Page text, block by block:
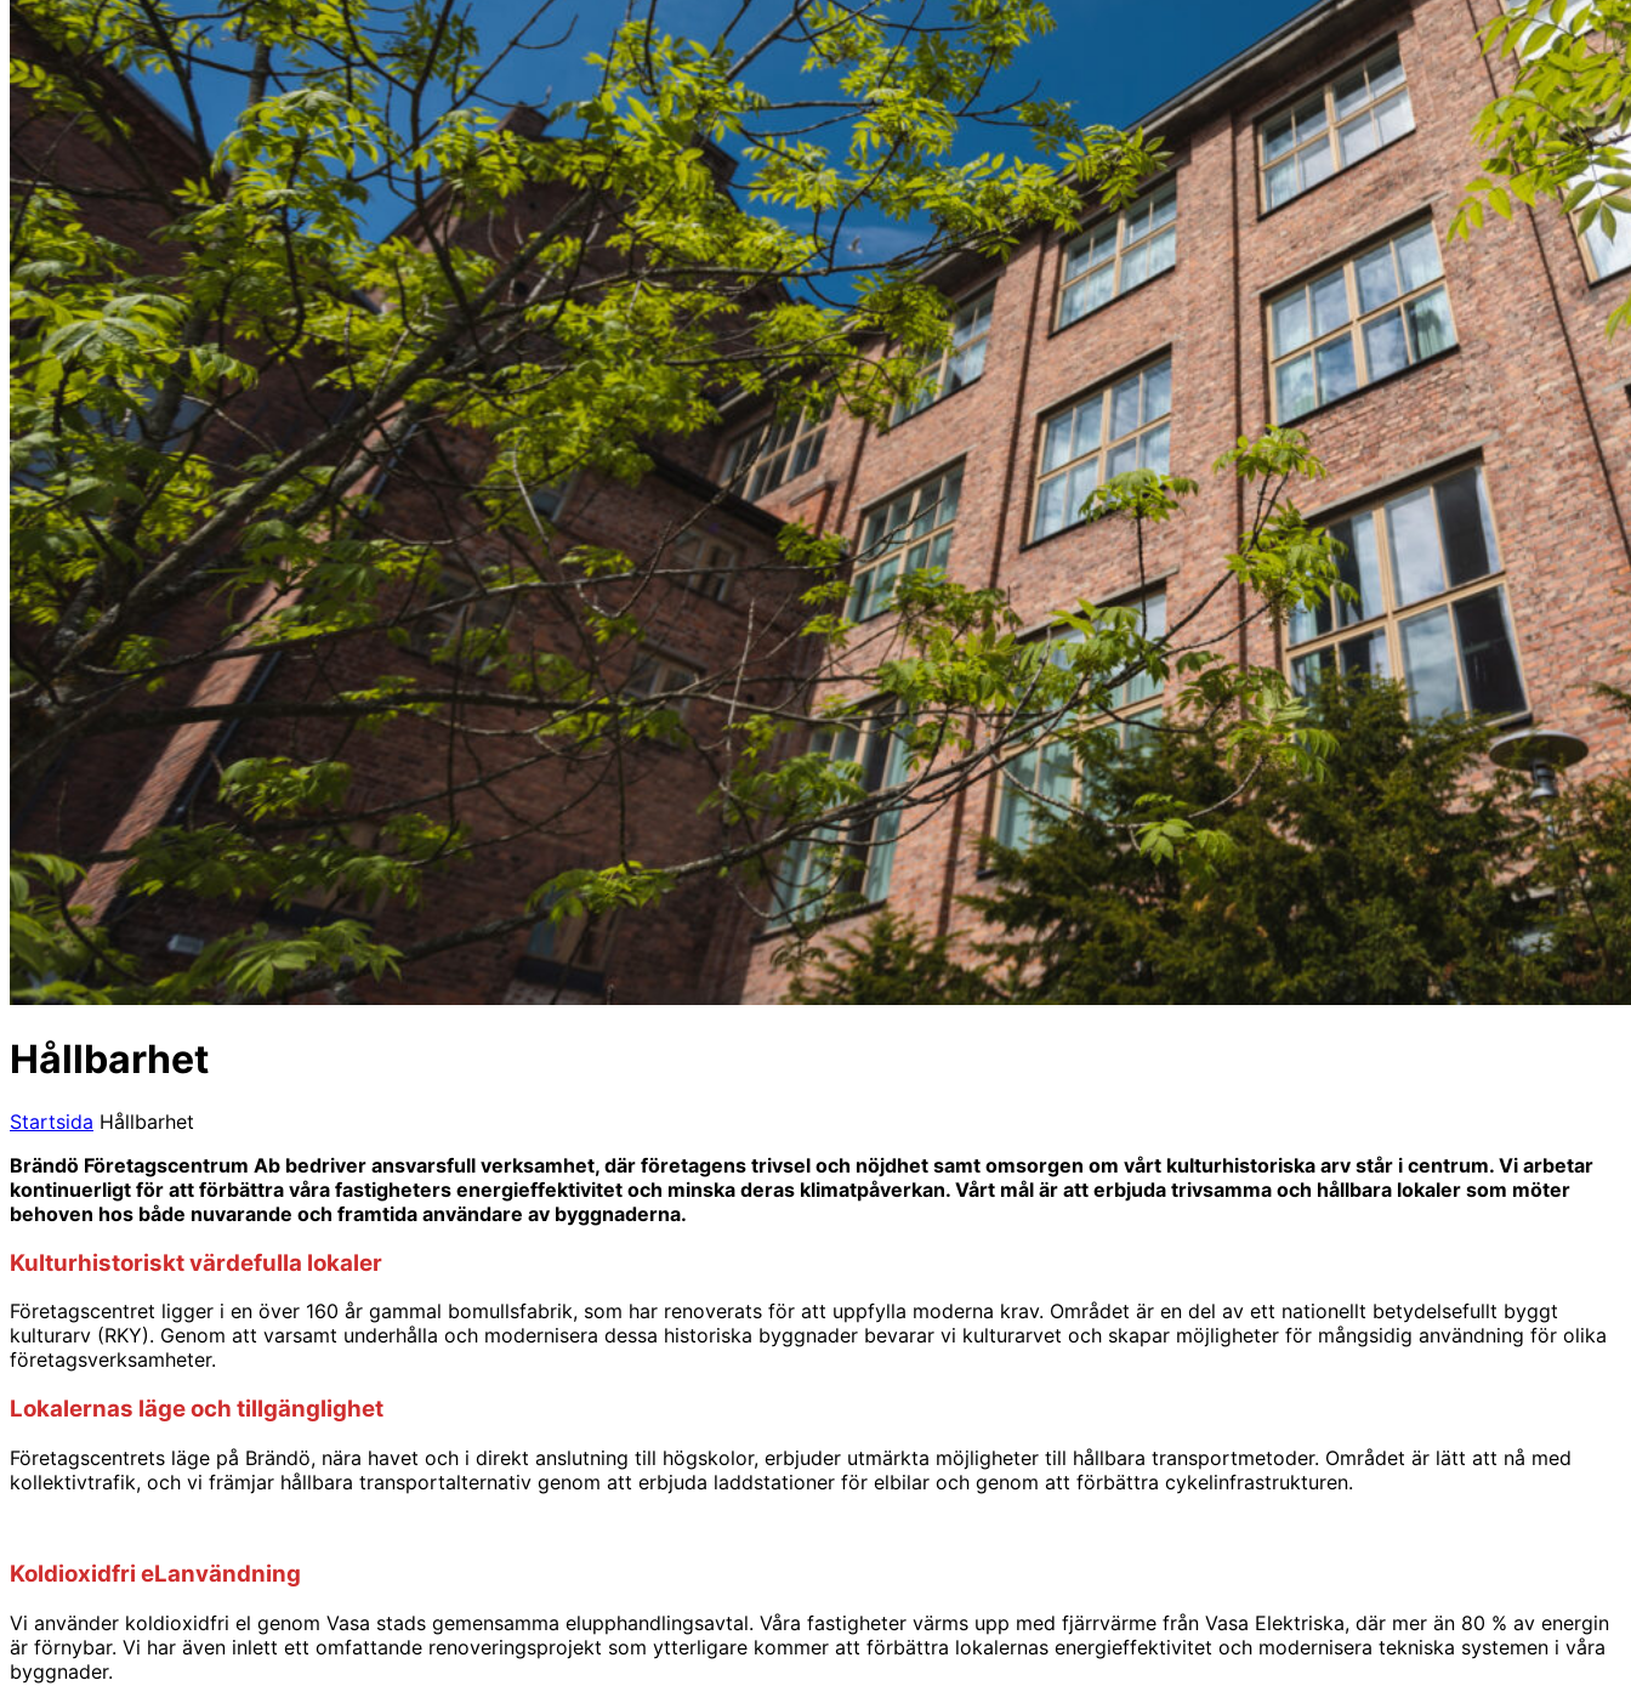
Hållbarhet
Startsida Hållbarhet
Brändö Företagscentrum Ab bedriver ansvarsfull verksamhet, där företagens trivsel och nöjdhet samt omsorgen om vårt kulturhistoriska arv står i centrum. Vi arbetar
kontinuerligt för att förbättra våra fastigheters energieffektivitet och minska deras klimatpåverkan. Vårt mål är att erbjuda trivsamma och hållbara lokaler som möter
behoven hos både nuvarande och framtida användare av byggnaderna.
Kulturhistoriskt värdefulla lokaler
Företagscentret ligger i en över 160 år gammal bomullsfabrik, som har renoverats för att uppfylla moderna krav. Området är en del av ett nationellt betydelsefullt byggt
kulturarv (RKY). Genom att varsamt underhålla och modernisera dessa historiska byggnader bevarar vi kulturarvet och skapar möjligheter för mångsidig användning för olika
företagsverksamheter.
Lokalernas läge och tillgänglighet
Företagscentrets läge på Brändö, nära havet och i direkt anslutning till högskolor, erbjuder utmärkta möjligheter till hållbara transportmetoder. Området är lätt att nå med
kollektivtrafik, och vi främjar hållbara transportalternativ genom att erbjuda laddstationer för elbilar och genom att förbättra cykelinfrastrukturen.
Koldioxidfri eLanvändning
Vi använder koldioxidfri el genom Vasa stads gemensamma elupphandlingsavtal. Våra fastigheter värms upp med fjärrvärme från Vasa Elektriska, där mer än 80 % av energin
är förnybar. Vi har även inlett ett omfattande renoveringsprojekt som ytterligare kommer att förbättra lokalernas energieffektivitet och modernisera tekniska systemen i våra
byggnader.